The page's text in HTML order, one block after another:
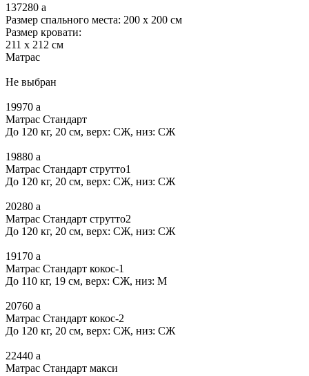
137280 a
Размер спального места: 200 x 200 см
Размер кровати:
211 x 212 см
Матрас
Не выбран
19970 a
Матрас Стандарт
До 120 кг, 20 см, верх: СЖ, низ: СЖ
19880 a
Матрас Стандарт струтто1
До 120 кг, 20 см, верх: СЖ, низ: СЖ
20280 a
Матрас Стандарт струтто2
До 120 кг, 20 см, верх: СЖ, низ: СЖ
19170 a
Матрас Стандарт кокос-1
До 110 кг, 19 см, верх: СЖ, низ: М
20760 a
Матрас Стандарт кокос-2
До 120 кг, 20 см, верх: СЖ, низ: СЖ
22440 a
Матрас Стандарт макси